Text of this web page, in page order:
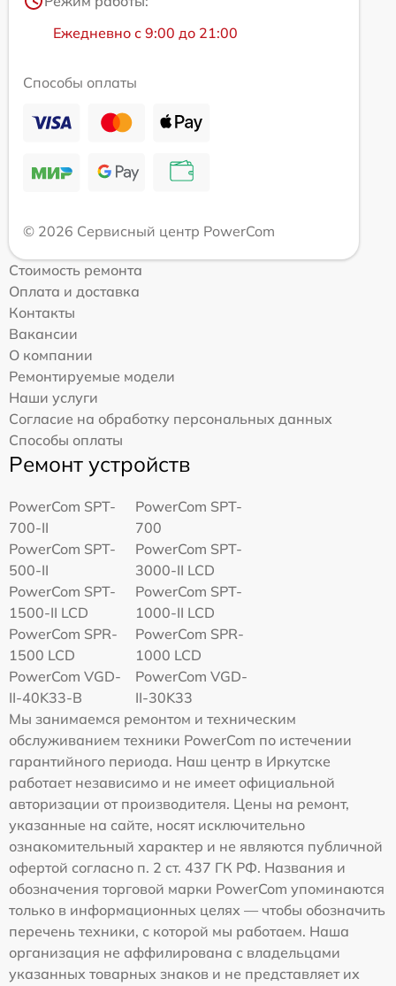
Ежедневно с 9:00 до 21:00
Способы оплаты
© 2026 Сервисный центр PowerCom
Стоимость ремонта
Оплата и доставка
Контакты
Вакансии
О компании
Ремонтируемые модели
Наши услуги
Согласие на обработку персональных данных
Способы оплаты
Ремонт устройств
PowerCom SPT-
700-II
PowerCom SPT-
700
PowerCom SPT-
500-II
PowerCom SPT-
3000-II LCD
PowerCom SPT-
1500-II LCD
PowerCom SPT-
1000-II LCD
PowerCom SPR-
1500 LCD
PowerCom SPR-
1000 LCD
PowerCom VGD-
II-40K33-B
PowerCom VGD-
II-30K33
Мы занимаемся ремонтом и техническим
обслуживанием техники PowerCom по истечении
гарантийного периода. Наш центр в Иркутске
работает независимо и не имеет официальной
авторизации от производителя. Цены на ремонт,
указанные на сайте, носят исключительно
ознакомительный характер и не являются публичной
офертой согласно п. 2 ст. 437 ГК РФ. Названия и
обозначения торговой марки PowerCom упоминаются
только в информационных целях — чтобы обозначить
перечень техники, с которой мы работаем. Наша
организация не аффилирована с владельцами
указанных товарных знаков и не представляет их